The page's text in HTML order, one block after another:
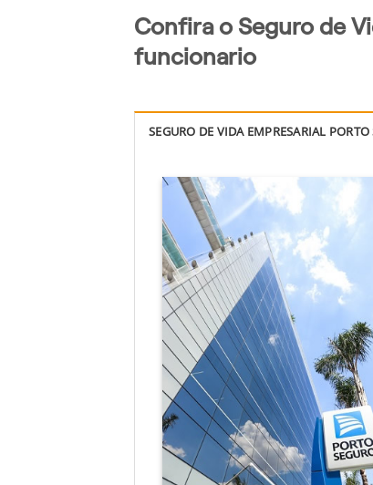
Confira o Seguro de
funcionario
SEGURO DE VIDA EMPRESARIAL PORTO